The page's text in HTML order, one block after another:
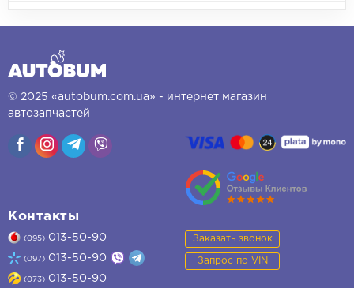
© 2025 «autobum.com.ua» - интернет магазин
автозапчастей
Контакты
(095) 013-50-90
(097) 013-50-90
(073) 013-50-90
Заказать звонок
Запрос по VIN